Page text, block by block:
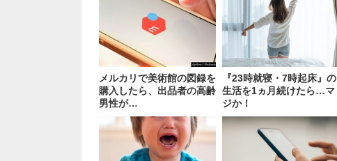
メルカリで美術館の図録を
購入したら、出品者の高齢
男性が…
『23時就寝・7時起床』の
生活を1ヵ月続けたら…マ
ジか！